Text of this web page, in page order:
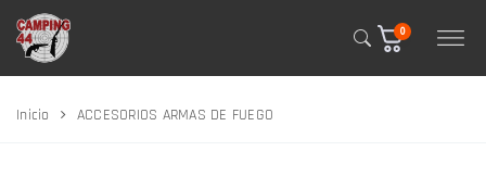
0
Inicio ACCESORIOS ARMAS DE FUEGO